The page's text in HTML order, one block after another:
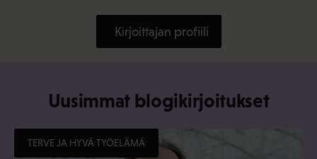
Kirjoittajan profiili
Uusimmat blogikirjoitukset
TERVE JA HYVÄ TYÖELÄMÄ